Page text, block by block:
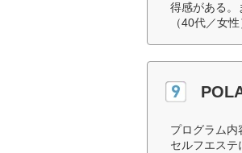
得感がある。
（40代／女性
プログラム
セルフエス